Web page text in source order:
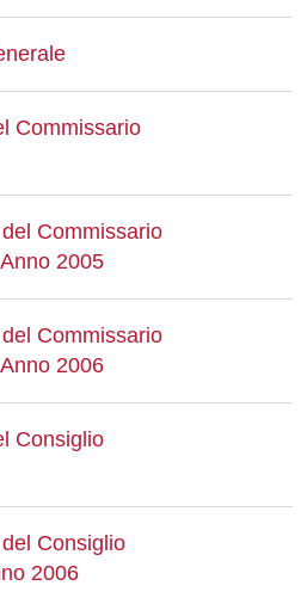
Commissario
Commissario
2005
Commissario
2006
Consiglio
Consiglio
2006